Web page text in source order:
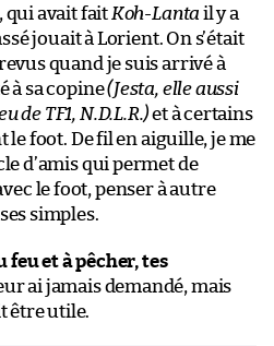
qui avait fait Koh-Lanta il y a
jouait à Lorient. On s’était
quand je suis arrivé à
à sa copine(Jesta, elle aussi
de TF1, N.D.L.R.)et à certains
le foot. De fil en aiguille, je me
d’amis qui permet de
le foot, penser à autre
simples.
feu et à pêcher, tes
ai jamais demandé, mais
être utile.